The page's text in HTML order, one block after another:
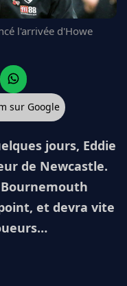
l'arrivée d'Howe
sur Google
jours, Eddie
de Newcastle.
Bournemouth
et devra vite